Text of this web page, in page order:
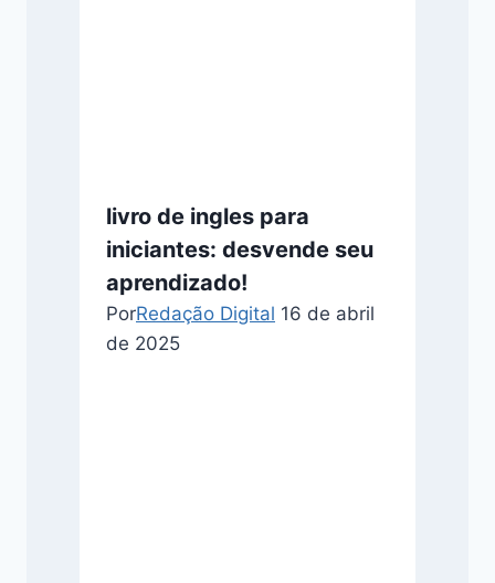
livro de ingles para
iniciantes: desvende seu
aprendizado!
PorRedação Digital 16 de abril
de 2025